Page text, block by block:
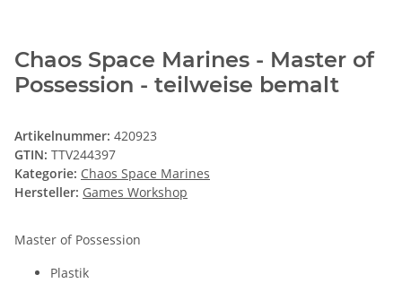
Chaos Space Marines - Master of
Possession - teilweise bemalt
Artikelnummer: 420923
GTIN: TTV244397
Kategorie: Chaos Space Marines
Hersteller: Games Workshop
Master of Possession
Plastik